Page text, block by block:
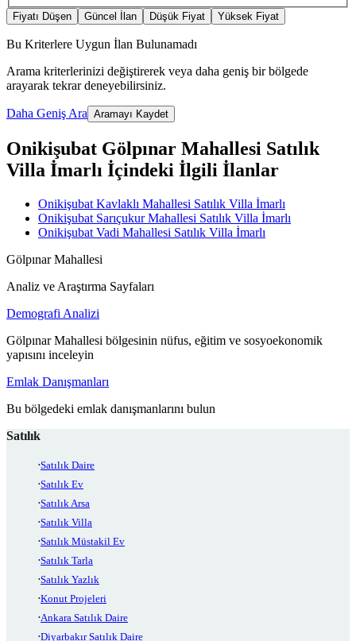
Fiyatı Düşen Güncel İlan Düşük Fiyat Yüksek Fiyat
Bu Kriterlere Uygun İlan Bulunamadı
Arama kriterlerinizi değiştirerek veya daha geniş bir bölgede
arayarak tekrar deneyebilirsiniz.
Daha Geniş Ara Aramayı Kaydet
Onikişubat Gölpınar Mahallesi Satılık
Villa İmarlı İçindeki İlgili İlanlar
Onikişubat Kavlaklı Mahallesi Satılık Villa İmarlı
Onikişubat Sarıçukur Mahallesi Satılık Villa İmarlı
Onikişubat Vadi Mahallesi Satılık Villa İmarlı
Gölpınar Mahallesi
Analiz ve Araştırma Sayfaları
Demografi Analizi
Gölpınar Mahallesi bölgesinin nüfus, eğitim ve sosyoekonomik
yapısını inceleyin
Emlak Danışmanları
Bu bölgedeki emlak danışmanlarını bulun
Satılık
Satılık Daire
Satılık Ev
Satılık Arsa
Satılık Villa
Satılık Müstakil Ev
Satılık Tarla
Satılık Yazlık
Konut Projeleri
Ankara Satılık Daire
Diyarbakır Satılık Daire